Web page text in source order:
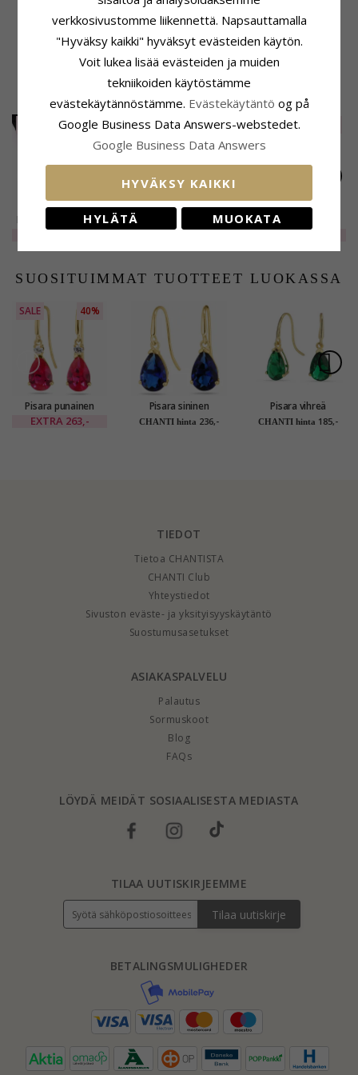
Korkeus Koukun Kanssa: 40,0 mm
16,0 mm
Toimitusaika
Toimitusaika: 4-5 Arkipäivä
ASIAKKAAT OSTAVAT MYÖS
20%
Riipusten CARI lukot
kullattua hopeaa
EXTRA3,-
SALE 20%
Rannekorujen CARI
lukot kullattua
EXTRA3,-
SALE
Ovaaleja onyx
korvarenkaat
EXTRA89,-
SUOSITUIMMAT TUOTTEET LUOKASSA
SALE 40%
Pisara punainen
kultakorvakorut 14
EXTRA 263,-
Pisara sininen
kultakorvakorut 14
CHANTI hinta 236,-
Pisara vihreä
korvarenkaat 9
CHANTI hinta 185,-
TIEDOT
Tietoa CHANTISTA
CHANTI Club
Yhteystiedot
Sivuston eväste- ja yksityisyyskäytäntö
Suostumusasetukset
ASIAKASPALVELU
Palautus
Sormuskoot
Blog
FAQs
LÖYDÄ MEIDÄT SOSIAALISESTA MEDIASTA
BETALINGSMULIGHEDER
TILAA UUTISKIRJEEMME
Tilaa uutiskirje
verkkosivustomme liikennettä. Napsauttamalla
"Hyväksy kaikki" hyväksyt evästeiden käytön.
Voit lukea lisää evästeiden ja muiden
tekniikoiden käytöstämme
evästekäytännöstämme. Evästekäytäntö og på
Google Business Data Answers-webstedet.
Google Business Data Answers
HYVÄKSY KAIKKI
HYLÄTÄ MUOKATA